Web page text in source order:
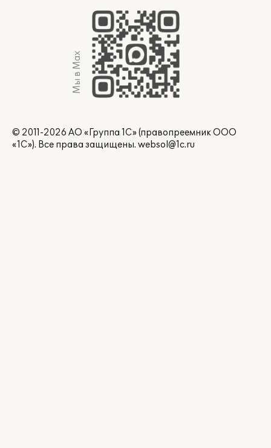
Мы в Max
© 2011-2026 АО «Группа 1С» (правопреемник ООО
«1С»). Все права защищены. websol@1c.ru